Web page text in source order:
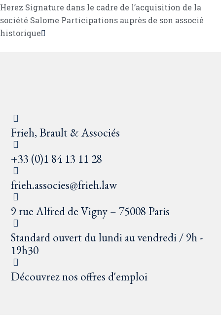
Herez Signature dans le cadre de l’acquisition de la
société Salome Participations auprès de son associé
historique
Frieh, Brault & Associés
+33 (0)1 84 13 11 28
frieh.associes@frieh.law
9 rue Alfred de Vigny – 75008 Paris
Standard ouvert du lundi au vendredi / 9h -
19h30
Découvrez nos offres d'emploi